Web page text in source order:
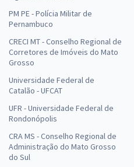
PM PE - Polícia Militar de
Pernambuco
CRECI MT - Conselho Regional de
Corretores de Imóveis do Mato
Grosso
Universidade Federal de
Catalão - UFCAT
UFR - Universidade Federal de
Rondonópolis
CRA MS - Conselho Regional de
Administração do Mato Grosso
do Sul